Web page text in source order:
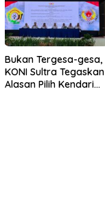
Bukan Tergesa-gesa,
KONI Sultra Tegaskan
Alasan Pilih Kendari